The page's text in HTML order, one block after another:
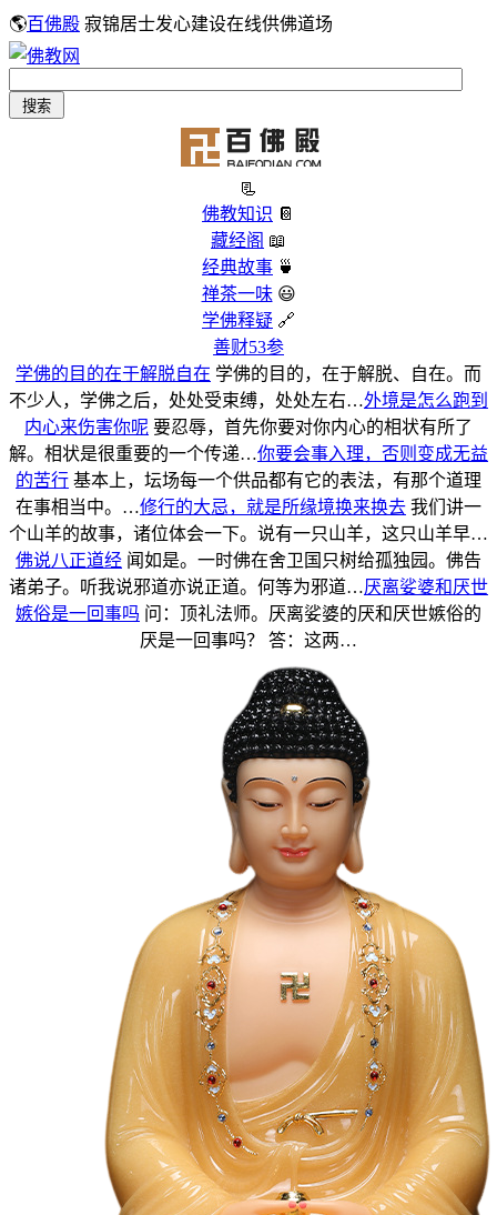
🌎百佛殿 寂锦居士发心建设在线供佛道场
📃
佛教知识 📔
藏经阁 📖
经典故事 🍵
禅茶一味 😃
学佛释疑 🔗
善财53参
学佛的目的在于解脱自在 学佛的目的，在于解脱、自在。而
不少人，学佛之后，处处受束缚，处处左右…外境是怎么跑到
内心来伤害你呢 要忍辱，首先你要对你内心的相状有所了
解。相状是很重要的一个传递…你要会事入理，否则变成无益
的苦行 基本上，坛场每一个供品都有它的表法，有那个道理
在事相当中。…修行的大忌，就是所缘境换来换去 我们讲一
个山羊的故事，诸位体会一下。说有一只山羊，这只山羊早…
佛说八正道经 闻如是。一时佛在舍卫国只树给孤独园。佛告
诸弟子。听我说邪道亦说正道。何等为邪道…厌离娑婆和厌世
嫉俗是一回事吗 问：顶礼法师。厌离娑婆的厌和厌世嫉俗的
厌是一回事吗？ 答：这两…